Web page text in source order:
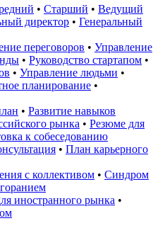
• Старший • Ведущий
директор • Генеральный
переговоров • Управление
• Руководство стартапом •
• Управление людьми •
планирование •
• Развитие навыков
рынка • Резюме для
к собеседованию
• План карьерного
с коллективом • Синдром
иностранного рынка •